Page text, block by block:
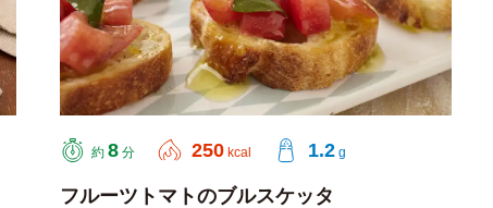
約 8 分 250 kcal 1.2 g
フルーツトマトのブルスケッタ